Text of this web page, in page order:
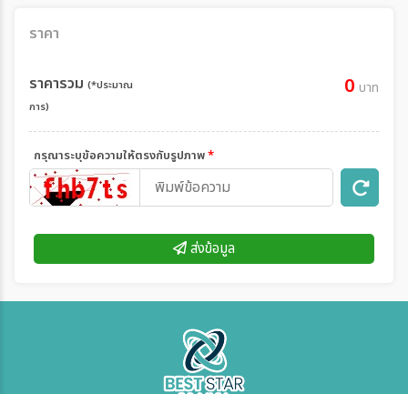
ราคา
ราคารวม (*ประมาณ
การ)
0 บาท
กรุณาระบุข้อความให้ตรงกับรูปภาพ*
ส่งข้อมูล